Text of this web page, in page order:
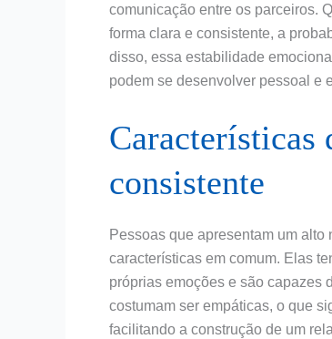
comunicação entre os parceiros.
forma clara e consistente, a
disso, essa estabilidade
podem se desenvolver pessoal e
Características
consistente
Pessoas que apresentam um
características em comum. Elas
próprias emoções e são capazes
costumam ser empáticas, o que
facilitando a construção de um